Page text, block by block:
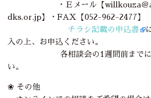
・Ｅメール【willkouza＠
dks.or.jp】・FAX【052-962-2477】
チラシ記載の申込書
入の上、お申込ください。
各相談会の1週間前までにお
い。
❀ その他